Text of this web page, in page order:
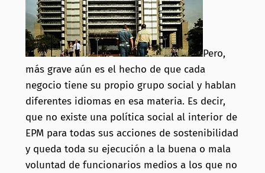
Pero,
más grave aún es el hecho de que cada
negocio tiene su propio grupo social y hablan
diferentes idiomas en esa materia. Es decir,
que no existe una política social al interior de
EPM para todas sus acciones de sostenibilidad
y queda toda su ejecución a la buena o mala
voluntad de funcionarios medios a los que no